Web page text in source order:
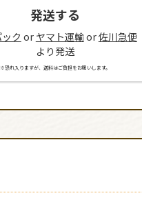
発送する
ク or ヤマト運輸or佐川急便
より発送
※恐れ入りますが、送料はご負担をお願いします。